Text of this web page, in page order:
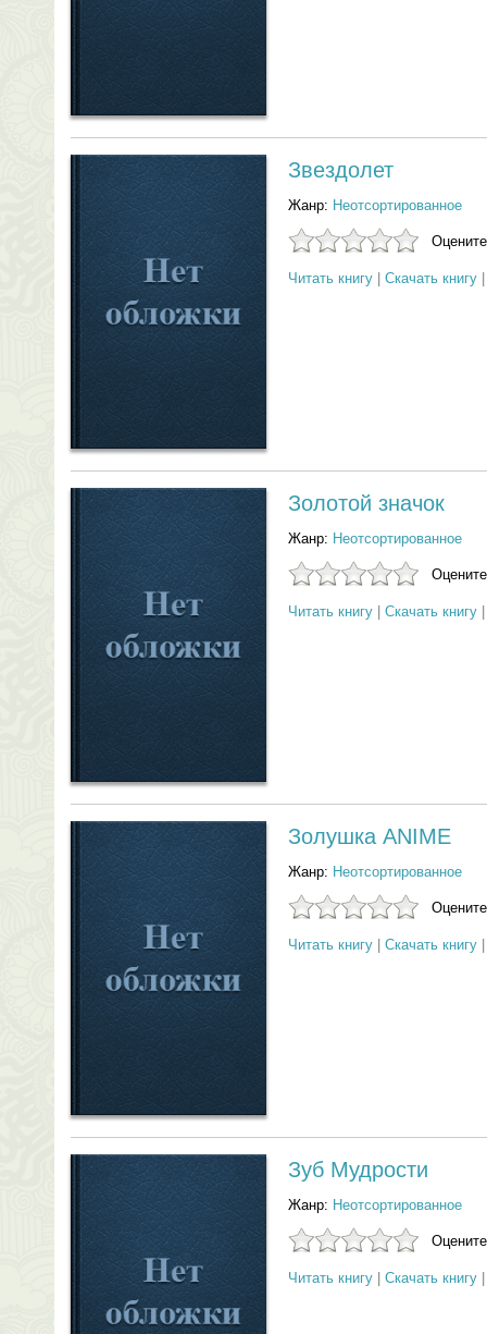
Звездолет
Жанр: Неотсортированное
Читать книгу Скачать книгу
Золотой значок
Жанр: Неотсортированное
Читать книгу Скачать книгу
Золушка ANIME
Жанр: Неотсортированное
Читать книгу Скачать книгу
Зуб Мудрости
Жанр: Неотсортированное
Читать книгу Скачать книгу